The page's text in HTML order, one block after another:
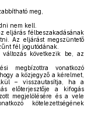
meg,
nem kell.
eljárás félbeszakadásának
Az eljárást megszüntető
fél jogutódának.
következik be, az
megbízottra vonatkozó
a közjegyző a kérelmet,
– visszautasítja, ha a
előterjesztője a kifogás
megjelölésére és a vele
kötelezettségének